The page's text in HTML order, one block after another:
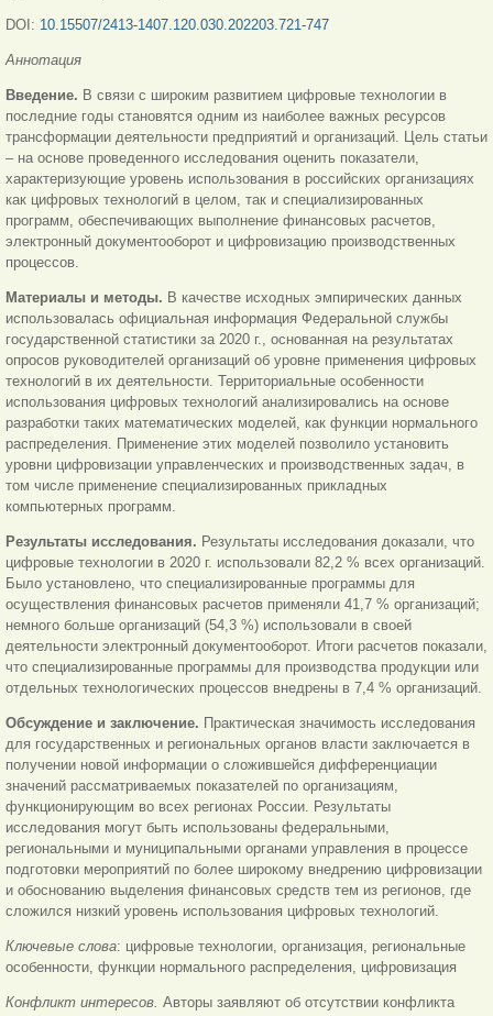
DOI: 10.15507/2413-1407.120.030.202203.721-747
Аннотация
Введение. В связи с широким развитием цифровые технологии в
последние годы становятся одним из наиболее важных ресурсов
трансформации деятельности предприятий и организаций. Цель статьи
– на основе проведенного исследования оценить показатели,
характеризующие уровень использования в российских организациях
как цифровых технологий в целом, так и специализированных
программ, обеспечивающих выполнение финансовых расчетов,
электронный документооборот и цифровизацию производственных
процессов.
Материалы и методы. В качестве исходных эмпирических данных
использовалась официальная информация Федеральной службы
государственной статистики за 2020 г., основанная на результатах
опросов руководителей организаций об уровне применения цифровых
технологий в их деятельности. Территориальные особенности
использования цифровых технологий анализировались на основе
разработки таких математических моделей, как функции нормального
распределения. Применение этих моделей позволило установить
уровни цифровизации управленческих и производственных задач, в
том числе применение специализированных прикладных
компьютерных программ.
Результаты исследования. Результаты исследования доказали, что
цифровые технологии в 2020 г. использовали 82,2 % всех организаций.
Было установлено, что специализированные программы для
осуществления финансовых расчетов применяли 41,7 % организаций;
немного больше организаций (54,3 %) использовали в своей
деятельности электронный документооборот. Итоги расчетов показали,
что специализированные программы для производства продукции или
отдельных технологических процессов внедрены в 7,4 % организаций.
Обсуждение и заключение. Практическая значимость исследования
для государственных и региональных органов власти заключается в
получении новой информации о сложившейся дифференциации
значений рассматриваемых показателей по организациям,
функционирующим во всех регионах России. Результаты
исследования могут быть использованы федеральными,
региональными и муниципальными органами управления в процессе
подготовки мероприятий по более широкому внедрению цифровизации
и обоснованию выделения финансовых средств тем из регионов, где
сложился низкий уровень использования цифровых технологий.
Ключевые слова: цифровые технологии, организация, региональные
особенности, функции нормального распределения, цифровизация
Конфликт интересов. Авторы заявляют об отсутствии конфликта